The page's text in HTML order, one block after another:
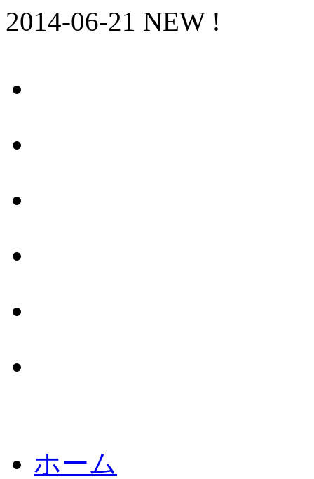
2014-06-21 NEW !
ホーム